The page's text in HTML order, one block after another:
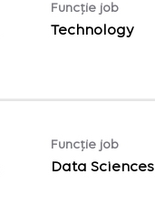
Funcție job
Technology
Funcție job
Data Sciences